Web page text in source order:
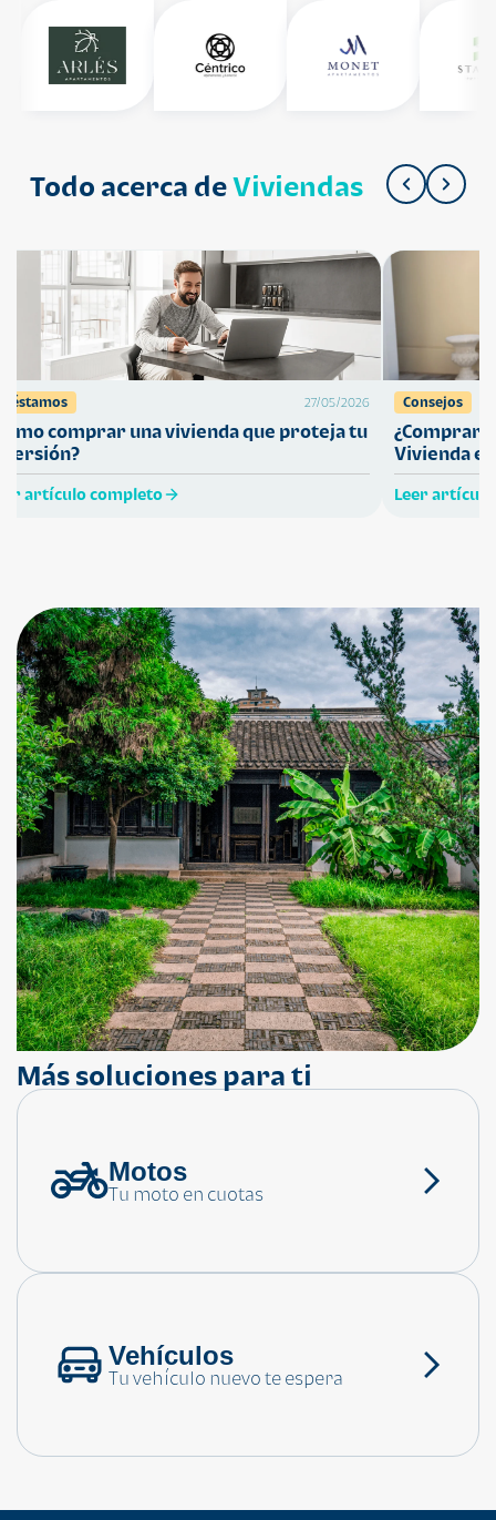
Todo acerca deViviendas
27/05/2026
comprar una vivienda que proteja tu
artículo completo
Consejos
¿Comprar
Vivienda
Leer
¿Necesitas ayuda?
Más soluciones para ti
Motos
Tu moto en cuotas
Vehículos
Tu vehículo nuevo te espera